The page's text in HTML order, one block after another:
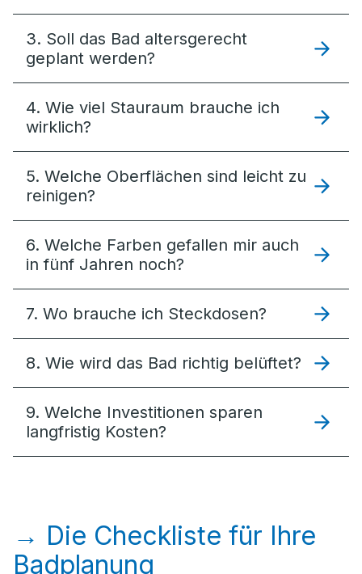
3. Soll das Bad altersgerecht
geplant werden?
4. Wie viel Stauraum brauche ich
wirklich?
5. Welche Oberflächen sind leicht zu
reinigen?
6. Welche Farben gefallen mir auch
in fünf Jahren noch?
7. Wo brauche ich Steckdosen?
8. Wie wird das Bad richtig belüftet?
9. Welche Investitionen sparen
langfristig Kosten?
→ Die Checkliste für Ihre
Badplanung